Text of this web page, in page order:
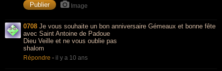
Image
0708 Je vous souhaite un bon anniversaire Gémeaux et bonne fête
avec Saint Antoine de Padoue
Dieu Veille et ne vous oublie pas
shalom
Répondre - il y a 10 ans